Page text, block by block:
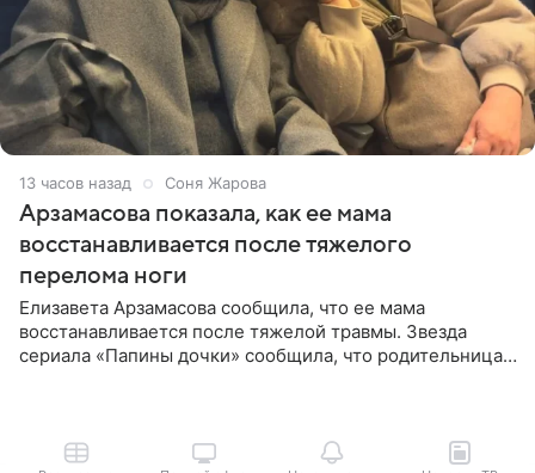
13 часов назад Соня Жарова
Арзамасова показала, как ее мама
восстанавливается после тяжелого
перелома ноги
Елизавета Арзамасова сообщила, что ее мама
восстанавливается после тяжелой травмы. Звезда
сериала «Папины дочки» сообщила, что родительница